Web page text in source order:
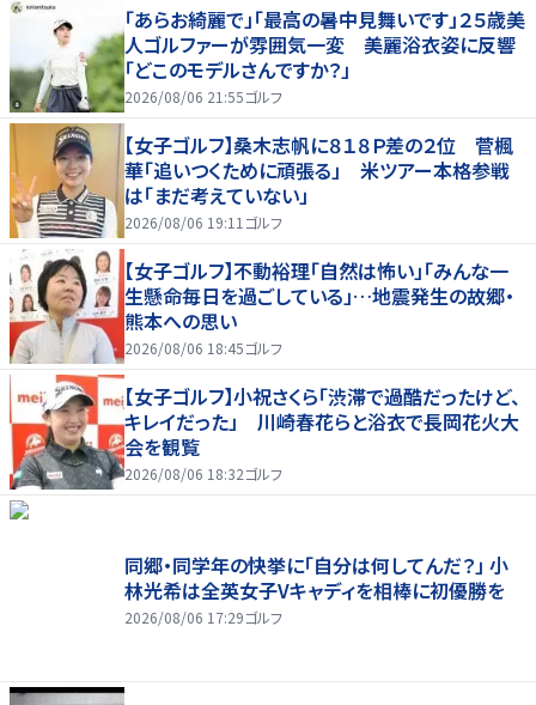
「あらお綺麗で」「最高の暑中見舞いです」２５歳美
人ゴルファーが雰囲気一変 美麗浴衣姿に反響
「どこのモデルさんですか？」
2026/08/06 21:55ゴルフ
【女子ゴルフ】桑木志帆に８１８Ｐ差の２位 菅楓
華「追いつくために頑張る」 米ツアー本格参戦
は「まだ考えていない」
2026/08/06 19:11 ゴルフ
【女子ゴルフ】不動裕理「自然は怖い」「みんな一
生懸命毎日を過ごしている」…地震発生の故郷・
熊本への思い
2026/08/06 18:45ゴルフ
【女子ゴルフ】小祝さくら「渋滞で過酷だったけど、
キレイだった」 川崎春花らと浴衣で長岡花火大
会を観覧
2026/08/06 18:32ゴルフ
同郷・同学年の快挙に「自分は何してんだ？」 小
林光希は全英女子Vキャディを相棒に初優勝を
2026/08/06 17:29ゴルフ